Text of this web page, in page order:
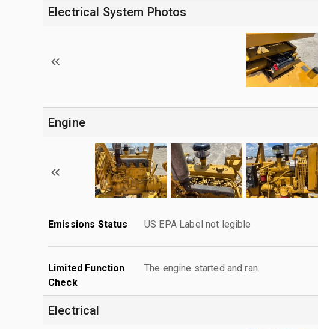
Electrical System Photos
Engine
Emissions Status US EPA Label not legible
Limited Function
Check
The engine started and ran.
Electrical